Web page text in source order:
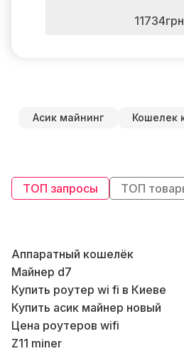
11734грн
Асик майнинг Кошелек
ТОП запросы ТОП
Аппаратный кошелёк
Майнер d7
Купить роутер wi fi в Киеве
Купить асик майнер новый
Цена роутеров wifi
Z11 miner